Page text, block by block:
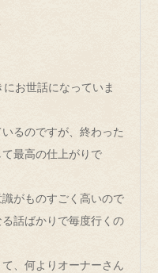
お世話になっていま
るのですが、終わった
最高の仕上がりで
がものすごく高いので
話ばかりで毎度行くの
、何よりオーナーさん